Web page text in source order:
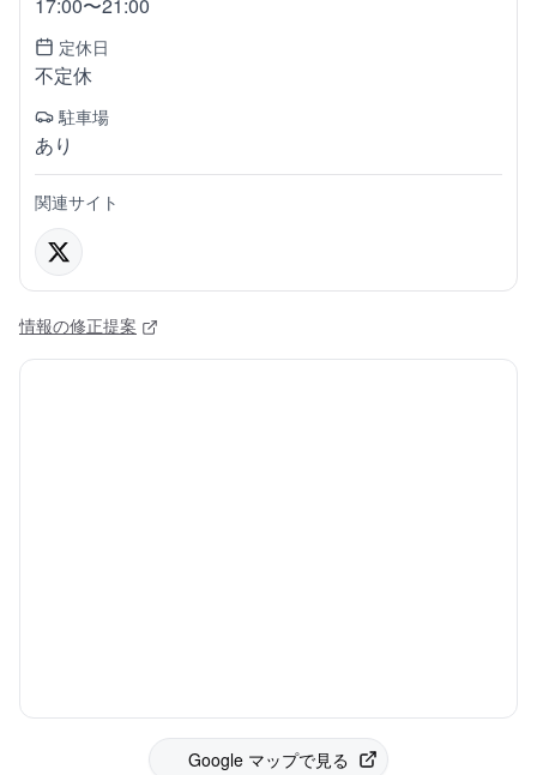
定休日
不定休
駐車場
あり
関連サイト
情報の修正提案
Google マップで見る